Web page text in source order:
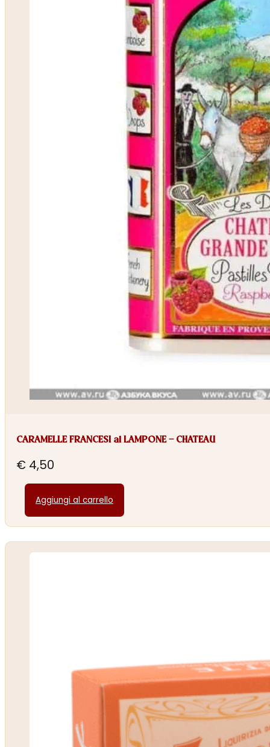
CARAMELLE FRANCESI al LAMPONE – CHATEAU
€ 4,50
Aggiungi al carrello